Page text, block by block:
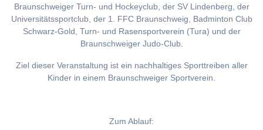
Braunschweiger Turn- und Hockeyclub, der SV Lindenberg, der
Universitätssportclub, der 1. FFC Braunschweig, Badminton Club
Schwarz-Gold, Turn- und Rasensportverein (Tura) und der
Braunschweiger Judo-Club.
Ziel dieser Veranstaltung ist ein nachhaltiges Sporttreiben aller
Kinder in einem Braunschweiger Sportverein.
Zum Ablauf: